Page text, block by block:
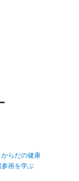
らだの健康
画を学ぶ